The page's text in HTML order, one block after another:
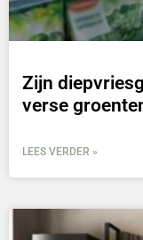
Zijn
verse
LEES VERDER »